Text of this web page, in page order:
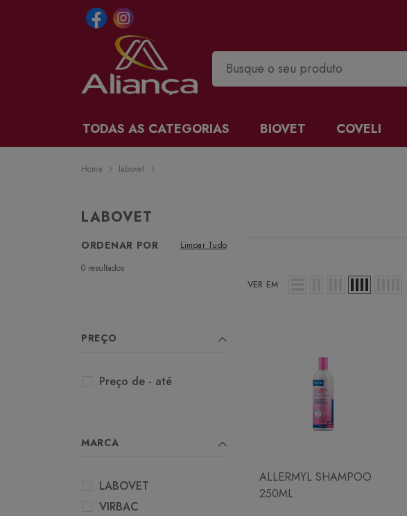
TODAS AS CATEGORIAS BIOVET COVELI
Home labovet
LABOVET
ORDENAR POR
Limpar Tudo
0 resultados
PREÇO
Preço de - até
MARCA
LABOVET
VIRBAC
VER EM
ALLERMYL SHAMPOO
250ML